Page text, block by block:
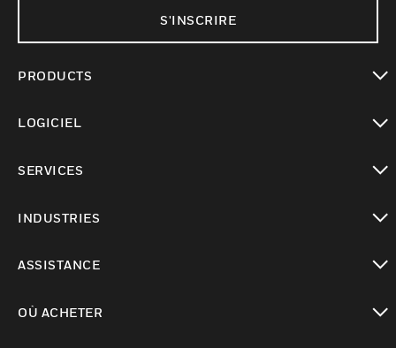
S'INSCRIRE
PRODUCTS
LOGICIEL
SERVICES
INDUSTRIES
ASSISTANCE
OÙ ACHETER